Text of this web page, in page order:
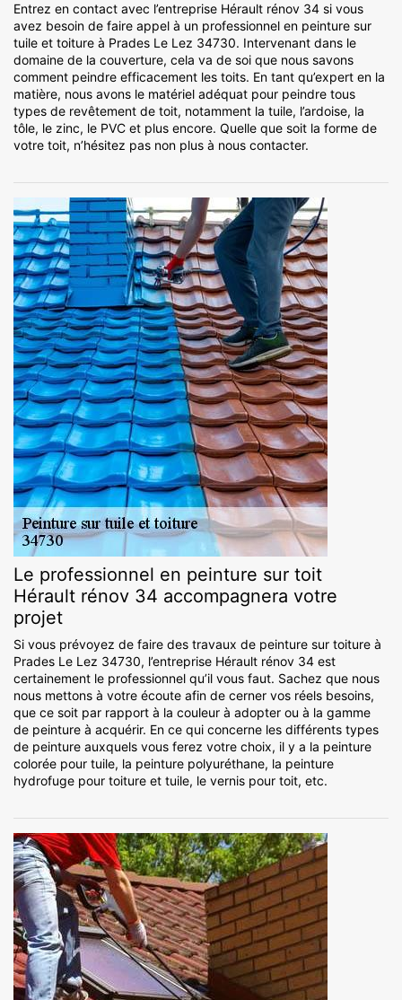
Entrez en contact avec l’entreprise Hérault rénov 34 si vous
avez besoin de faire appel à un professionnel en peinture sur
tuile et toiture à Prades Le Lez 34730. Intervenant dans le
domaine de la couverture, cela va de soi que nous savons
comment peindre efficacement les toits. En tant qu’expert en la
matière, nous avons le matériel adéquat pour peindre tous
types de revêtement de toit, notamment la tuile, l’ardoise, la
tôle, le zinc, le PVC et plus encore. Quelle que soit la forme de
votre toit, n’hésitez pas non plus à nous contacter.
Le professionnel en peinture sur toit
Hérault rénov 34 accompagnera votre
projet
Si vous prévoyez de faire des travaux de peinture sur toiture à
Prades Le Lez 34730, l’entreprise Hérault rénov 34 est
certainement le professionnel qu’il vous faut. Sachez que nous
nous mettons à votre écoute afin de cerner vos réels besoins,
que ce soit par rapport à la couleur à adopter ou à la gamme
de peinture à acquérir. En ce qui concerne les différents types
de peinture auxquels vous ferez votre choix, il y a la peinture
colorée pour tuile, la peinture polyuréthane, la peinture
hydrofuge pour toiture et tuile, le vernis pour toit, etc.